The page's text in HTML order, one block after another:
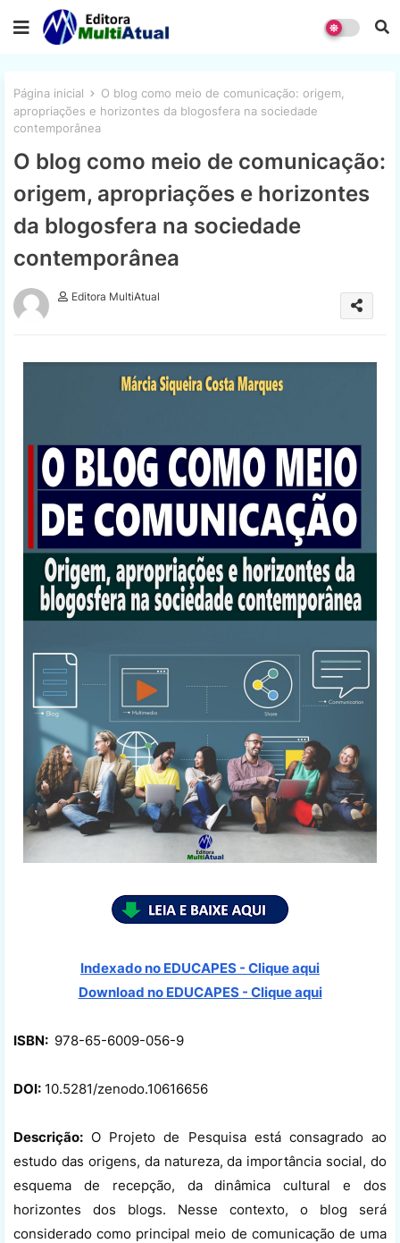
Página inicial
O blog como meio de comunicação: origem,
apropriações e horizontes da blogosfera na sociedade
contemporânea
O blog como meio de comunicação:
origem, apropriações e horizontes
da blogosfera na sociedade
contemporânea
Editora MultiAtual
Indexado no EDUCAPES - Clique aqui
Download no EDUCAPES - Clique aqui
ISBN: 978-65-6009-056-9
DOI: 10.5281/zenodo.10616656
Descrição: O Projeto de Pesquisa está consagrado ao
estudo das origens, da natureza, da importância social, do
esquema de recepção, da dinâmica cultural e dos
horizontes dos blogs. Nesse contexto, o blog será
considerado como principal meio de comunicação de uma